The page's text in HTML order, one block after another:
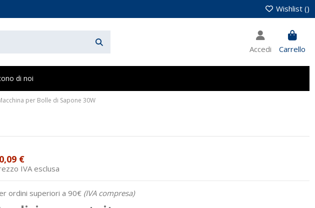
Wishlist ()
Accedi Carrello
di noi
per Bolle di Sapone 30W
€
IVA esclusa
ordini superiori a 90€ (IVA compresa)